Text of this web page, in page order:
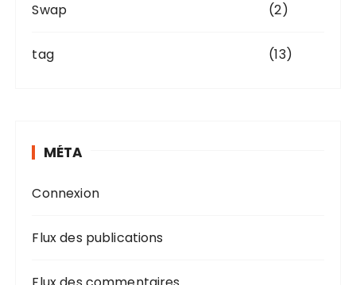
Swap (2)
tag (13)
MÉTA
Connexion
Flux des publications